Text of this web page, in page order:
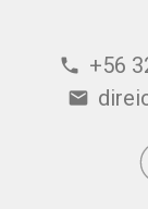
phone +56
email